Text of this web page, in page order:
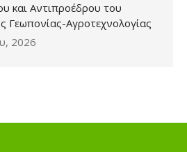
και Αντιπροέδρου του
Γεωπονίας-Αγροτεχνολογίας
2026